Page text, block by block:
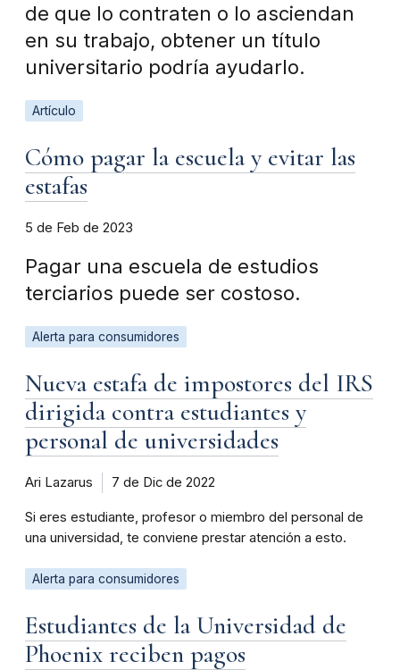
de que lo contraten o lo asciendan
en su trabajo, obtener un título
universitario podría ayudarlo.
Artículo
Cómo pagar la escuela y evitar las
estafas
5 de Feb de 2023
Pagar una escuela de estudios
terciarios puede ser costoso.
Alerta para consumidores
Nueva estafa de impostores del IRS
dirigida contra estudiantes y
personal de universidades
Ari Lazarus 7 de Dic de 2022
Si eres estudiante, profesor o miembro del personal de
una universidad, te conviene prestar atención a esto.
Alerta para consumidores
Estudiantes de la Universidad de
Phoenix reciben pagos